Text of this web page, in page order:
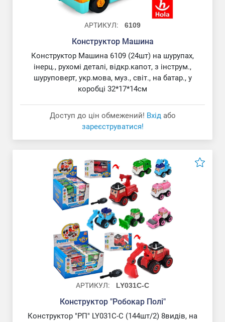
АРТИКУЛ: 6109
Конструктор Машина
Конструктор Машина 6109 (24шт) на шурупах,
інерц., рухомі деталі, відкр.капот, з інструм.,
шуруповерт, укр.мова, муз., світ., на батар., у
коробці 32*17*14см
Доступ до цін обмежений! Вхід або
зареєструватися!
АРТИКУЛ: LY031C-C
Конструктор "Робокар Полі"
Конструктор "РП" LY031C-C (144шт/2) 8видів, на